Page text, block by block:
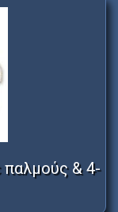
παλμούς & 4-